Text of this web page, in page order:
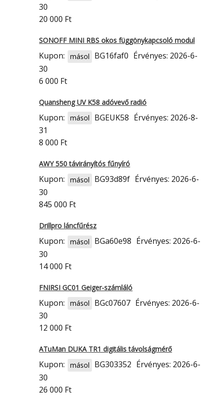
30
20 000 Ft
SONOFF MINI RBS okos függönykapcsoló modul
Kupon: másol BG16faf0 Érvényes: 2026-6-
30
6 000 Ft
Quansheng UV K58 adóvevő radió
Kupon: másol BGEUK58 Érvényes: 2026-8-
31
8 000 Ft
AWY 550 távirányítós fűnyíró
Kupon: másol BG93d89f Érvényes: 2026-6-
30
845 000 Ft
Drillpro láncfűrész
Kupon: másol BGa60e98 Érvényes: 2026-6-
30
14 000 Ft
FNIRSI GC01 Geiger-számláló
Kupon: másol BGc07607 Érvényes: 2026-6-
30
12 000 Ft
ATuMan DUKA TR1 digitális távolságmérő
Kupon: másol BG303352 Érvényes: 2026-6-
30
26 000 Ft